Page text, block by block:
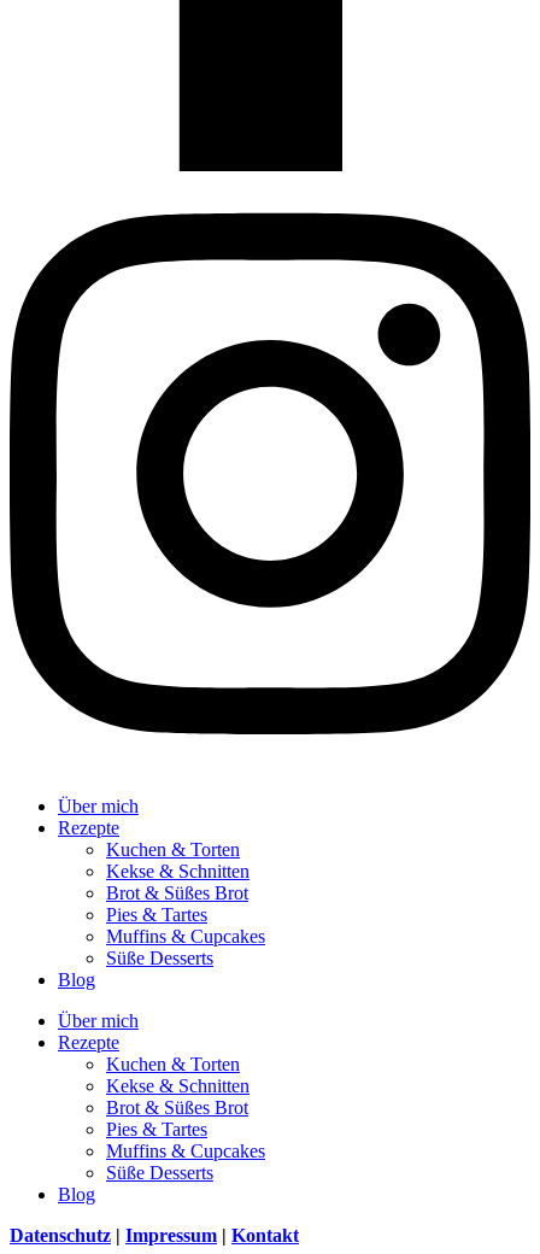
Über mich
Rezepte
Kuchen & Torten
Kekse & Schnitten
Brot & Süßes Brot
Pies & Tartes
Muffins & Cupcakes
Süße Desserts
Blog
Über mich
Rezepte
Kuchen & Torten
Kekse & Schnitten
Brot & Süßes Brot
Pies & Tartes
Muffins & Cupcakes
Süße Desserts
Blog
Datenschutz | Impressum | Kontakt